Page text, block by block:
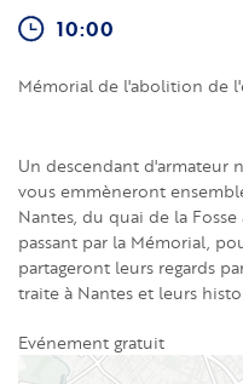
10:00
Mémorial de l'abolition de
Un descendant d'armateur
vous emmèneront
Nantes, du quai de la
passant par la Mémorial,
partageront leurs regards
traite à Nantes et leurs
Evénement gratuit